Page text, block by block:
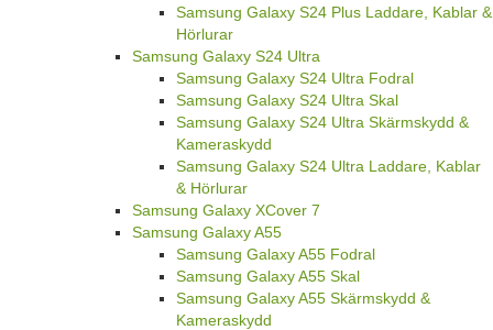
Samsung Galaxy S24 Plus Laddare, Kablar &
Hörlurar
Samsung Galaxy S24 Ultra
Samsung Galaxy S24 Ultra Fodral
Samsung Galaxy S24 Ultra Skal
Samsung Galaxy S24 Ultra Skärmskydd &
Kameraskydd
Samsung Galaxy S24 Ultra Laddare, Kablar
& Hörlurar
Samsung Galaxy XCover 7
Samsung Galaxy A55
Samsung Galaxy A55 Fodral
Samsung Galaxy A55 Skal
Samsung Galaxy A55 Skärmskydd &
Kameraskydd